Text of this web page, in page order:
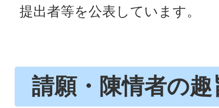
提出者等を公表しています。
請願・陳情者の趣